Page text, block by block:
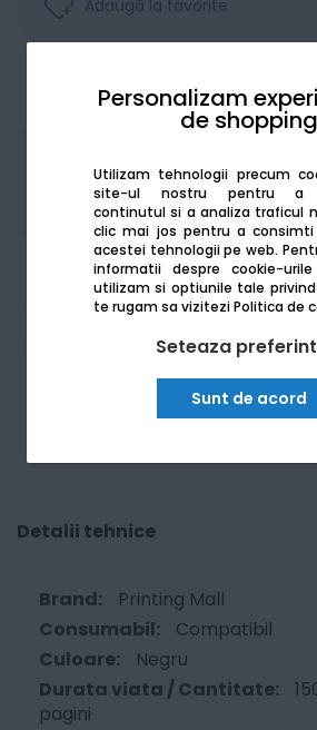
Personalizam
de shopping
Utilizam tehnologii precum
site-ul nostru pentru a
continutul si a analiza traficul
clic mai jos pentru a
acestei tehnologii pe web.
informatii despre cookie-
utilizam si optiunile tale
te rugam sa viziteziPolitica de
Seteaza
Sunt de acord
Adaugă la favorite
Produsele sunt disponibile
achizitii publiceSEAP/
Detalii tehnice
Printing Mall
Compatibil
Negru
pagini